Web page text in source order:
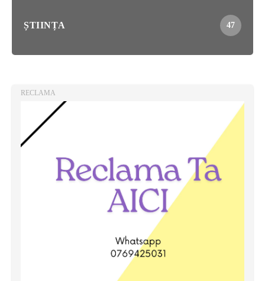
ȘTIINȚA 47
RECLAMA